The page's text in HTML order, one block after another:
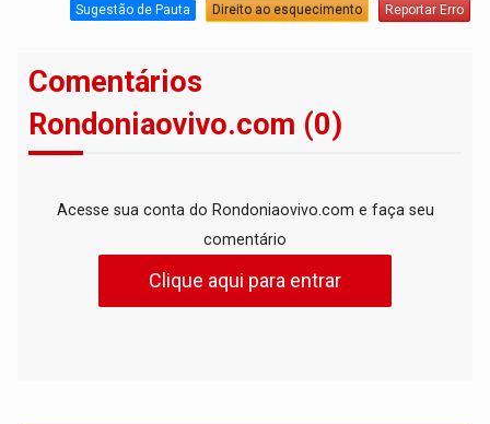
Sugestão de Pauta Direito ao esquecimento Reportar Erro
Comentários
Rondoniaovivo.com (0)
Acesse sua conta do Rondoniaovivo.com e faça seu
comentário
Clique aqui para entrar